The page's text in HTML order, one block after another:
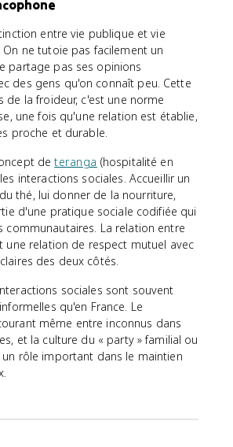
entre vie publique et vie
ne tutoie pas facilement un
partage pas ses opinions
des gens qu'on connaît peu. Cette
de la froideur, c'est une norme
une fois qu'une relation est établie,
proche et durable.
deteranga (hospitalité en
interactions sociales. Accueillir un
thé, lui donner de la nourriture,
d'une pratique sociale codifiée qui
communautaires. La relation entre
une relation de respect mutuel avec
des deux côtés.
sociales sont souvent
qu'en France. Le
même entre inconnus dans
et la culture du « party » familial ou
rôle important dans le maintien